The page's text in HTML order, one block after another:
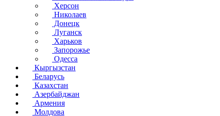
Херсон
Николаев
Донецк
Луганск
Харьков
Запорожье
Одесса
Кыргызстан
Беларусь
Казахстан
Азербайджан
Армения
Молдова